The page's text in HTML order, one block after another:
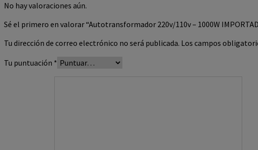
No hay valoraciones aún.
Sé el primero en valorar “Autotransformador 220v/110v – 1000W
Tu dirección de correo electrónico no será publicada. Los campos
Tu puntuación *